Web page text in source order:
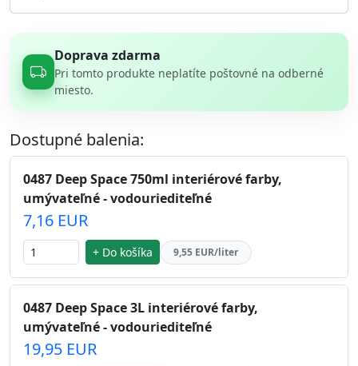
Doprava zdarma
Pri tomto produkte neplatíte poštovné na odberné
miesto.
Dostupné balenia:
0487 Deep Space 750ml interiérové farby,
umývateľné - vodouriediteľné
7,16 EUR
+ Do košíka 9,55 EUR/liter
0487 Deep Space 3L interiérové farby,
umývateľné - vodouriediteľné
19,95 EUR